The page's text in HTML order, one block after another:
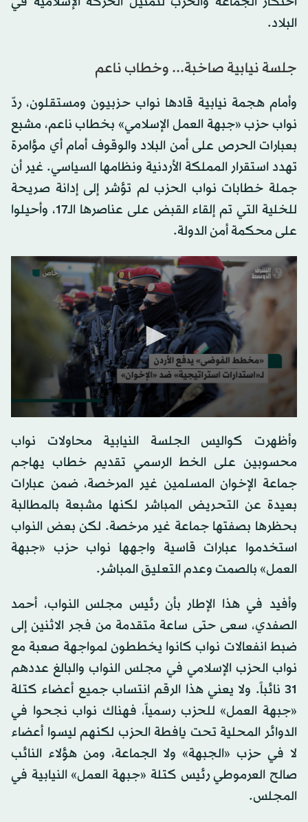
البلاد.
جلسة نيابية صاخبة... وخطاب ناعم
وأمام هجمة نيابية قادها نواب حزبيون ومستقلون، ردّ
نواب حزب «جبهة العمل الإسلامي» بخطاب ناعم، مشبع
بعبارات الحرص على أمن البلاد والوقوف أمام أي مؤامرة
تهدد استقرار المملكة الأردنية ونظامها السياسي. غير أن
جملة خطابات نواب الحزب لم تؤشر إلى إدانة صريحة
للخلية التي تم إلقاء القبض على عناصرها الـ17، وأحيلوا
على محكمة أمن الدولة.
seconds
of
seconds
وأظهرت كواليس الجلسة النيابية محاولات نواب
محسوبين على الخط الرسمي تقديم خطاب يهاجم
جماعة الإخوان المسلمين غير المرخصة، ضمن عبارات
بعيدة عن التحريض المباشر لكنها مشبعة بالمطالبة
بحظرها بصفتها جماعة غير مرخصة. لكن بعض النواب
استخدموا عبارات قاسية واجهها نواب حزب «جبهة
العمل» بالصمت وعدم التعليق المباشر.
وأفيد في هذا الإطار بأن رئيس مجلس النواب، أحمد
الصفدي، سعى حتى ساعة متقدمة من فجر الاثنين إلى
ضبط انفعالات نواب كانوا يخططون لمواجهة صعبة مع
نواب الحزب الإسلامي في مجلس النواب والبالغ عددهم
31 نائباً. ولا يعني هذا الرقم انتساب جميع أعضاء كتلة
«جبهة العمل» للحزب رسمياً، فهناك نواب نجحوا في
الدوائر المحلية تحت يافطة الحزب لكنهم ليسوا أعضاء
لا في حزب «الجبهة» ولا الجماعة، ومن هؤلاء النائب
صالح العرموطي رئيس كتلة «جبهة العمل» النيابية في
المجلس.